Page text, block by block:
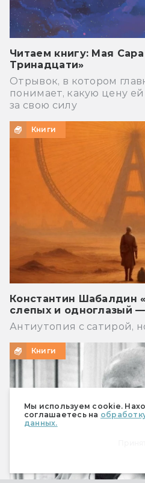
Мы используем cookie.
соглашаетесь на
данных.
Читаем книгу: Мая
Тринадцати»
Отрывок, в котором
понимает, какую цену
за свою силу
Книги
Константин Шабалдин
слепых и одноглазый
Антиутопия с сатирой,
Книги